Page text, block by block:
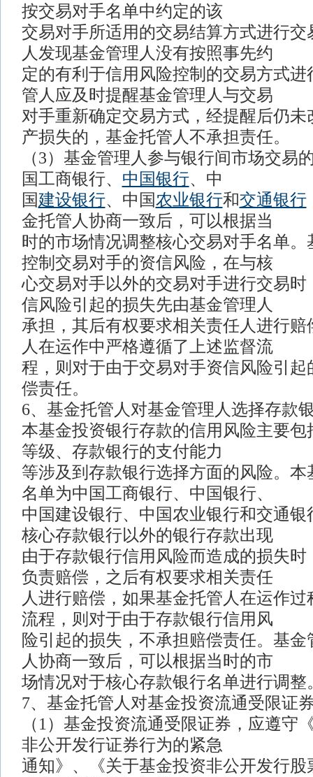
按交易对手名单中约定的该
交易对手所适用的交易结算方式进行交
人发现基金管理人没有按照事先约
定的有利于信用风险控制的交易方式
管人应及时提醒基金管理人与交易
对手重新确定交易方式，经提醒后仍未
产损失的，基金托管人不承担责任。
（3）基金管理人参与银行间市场交易
国工商银行、 中国银行、中
国建设银行、中国农业银行和交通银行
金托管人协商一致后，可以根据当
时的市场情况调整核心交易对手名单。
控制交易对手的资信风险，在与核
心交易对手以外的交易对手进行交易时
信风险引起的损失先由基金管理人
承担，其后有权要求相关责任人进行赔
人在运作中严格遵循了上述监督流
程，则对于由于交易对手资信风险引起
偿责任。
6、基金托管人对基金管理人选择存款
本基金投资银行存款的信用风险主要包
等级、存款银行的支付能力
等涉及到存款银行选择方面的风险。本
名单为中国工商银行、中国银行、
中国建设银行、中国农业银行和交通银
核心存款银行以外的银行存款出现
由于存款银行信用风险而造成的损失
负责赔偿，之后有权要求相关责任
人进行赔偿，如果基金托管人在运作
流程，则对于由于存款银行信用风
险引起的损失，不承担赔偿责任。基
人协商一致后，可以根据当时的市
场情况对于核心存款银行名单进行调整
7、基金托管人对基金投资流通受限证
（1）基金投资流通受限证券，应遵守
非公开发行证券行为的紧急
通知》、《关于基金投资非公开发行股